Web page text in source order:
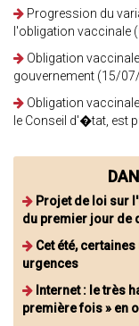
Progression du
l'obligation vaccinale
Obligation
gouvernement (15/
Obligation
le Conseil d'�tat, est
Projet de loi sur
du premier jour de
Cet été,
urgences
Internet : le très
première fois » en